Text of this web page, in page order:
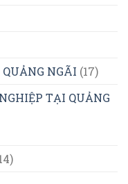
NGÃI (17)
TẠI QUẢNG